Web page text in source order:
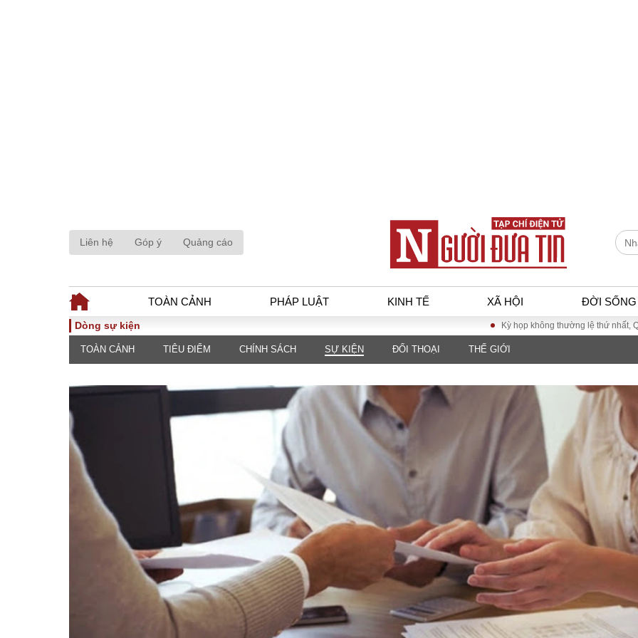
Liên hệ Góp ý Quảng cáo
TOÀN CẢNH PHÁP LUẬT KINH TẾ XÃ HỘI ĐỜI SỐNG
TOÀN CẢNH PHÁP LUẬT
luật
Góc nhìn luật gia
Hồ sơ điều tra
Tiếng nói công dân
An ninh - Hình sự
KINH TẾ
Tài chính - Ngân
Hồ sơ doanh
Xu hướng thị
Tiêu dùng và dư
luận
Công nghệ
Giáo dục
Văn hoá
Môi trường
Giao
ĐA CHIỀU INFOCUS
Dòng sự kiện Kỳ họp không thường lệ thứ nhất, Quốc hội
TOÀN CẢNH TIÊU ĐIỂM CHÍNH SÁCH SỰ KIỆN ĐỐI THOẠI THẾ GIỚI